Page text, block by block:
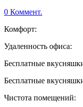
0 Коммент.
Комфорт:
Удаленность офиса:
Бесплатные
Бесплатные
Чистота помещений: